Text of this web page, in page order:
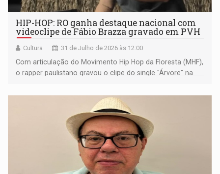
HIP-HOP: RO ganha destaque nacional com
videoclipe de Fábio Brazza gravado em PVH
Cultura 31 de Julho de 2026 às 12:00
Com articulação do Movimento Hip Hop da Floresta (MHF),
o rapper paulistano gravou o clipe do single "Árvore" na
valorização da cultura do Norte